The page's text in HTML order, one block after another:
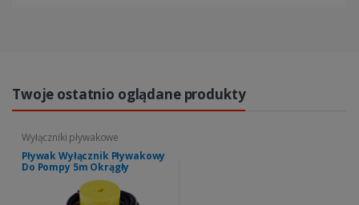
Twoje ostatnio oglądane produkty
Wyłączniki pływakowe
Pływak Wyłącznik Pływakowy
Do Pompy 5m Okrągły